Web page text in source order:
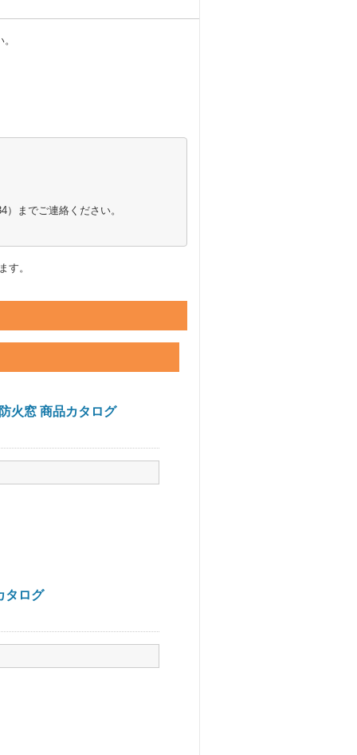
までご連絡ください。
す。
火窓 商品カタログ
タログ